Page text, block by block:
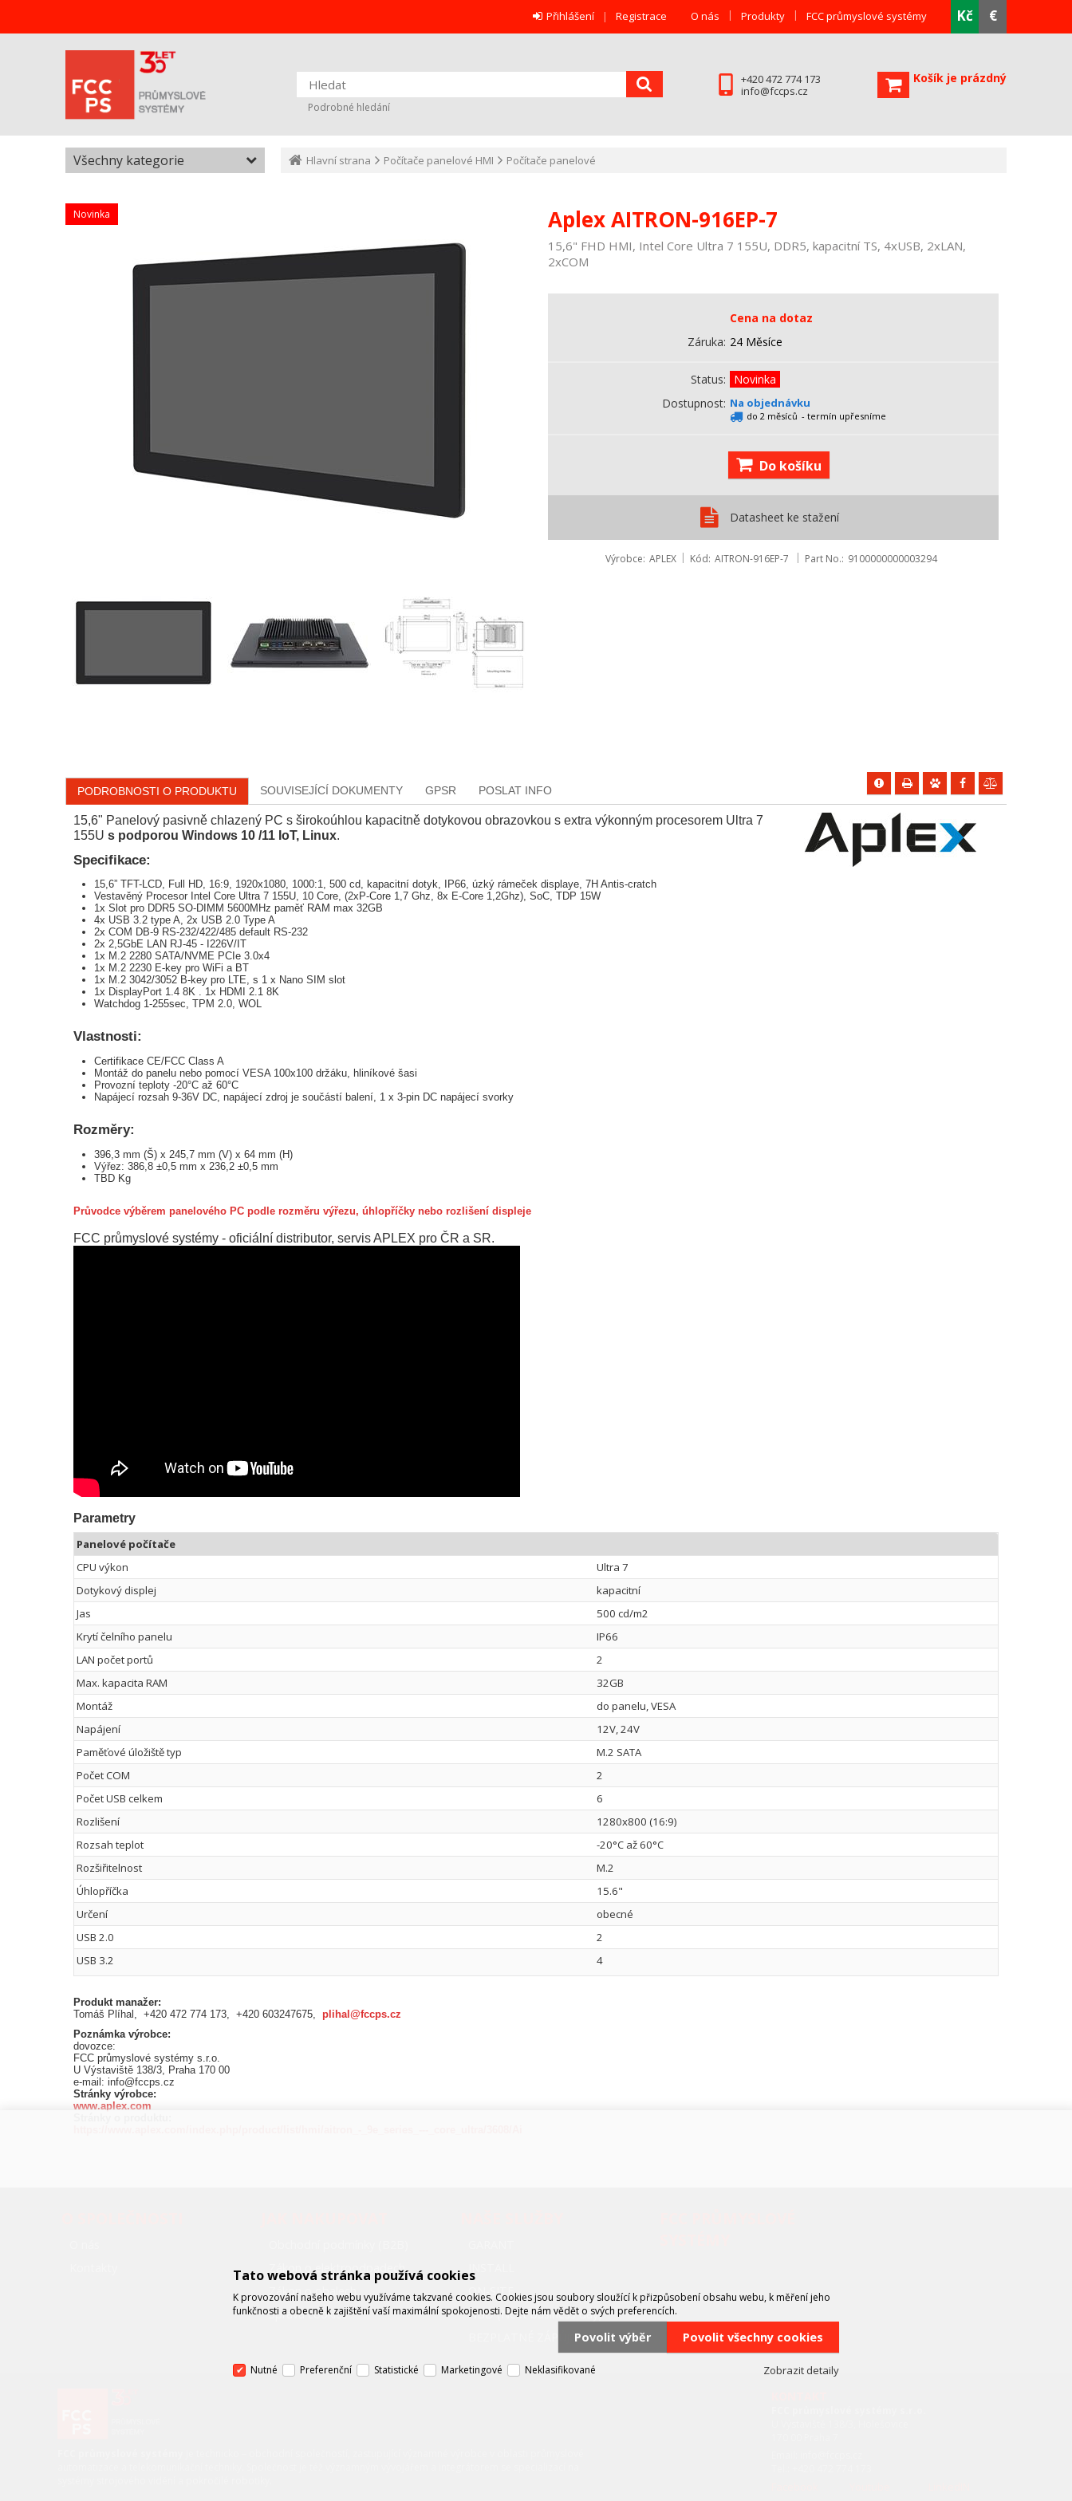
Kč €
O nás Produkty FCC průmyslové systémy
Přihlášení Registrace
Košík je prázdný
+420 472 774 173
info@fccps.cz
Podrobné hledání
Všechny kategorie Hlavní strana Počítače panelové HMI Počítače panelové
Novinka Aplex AITRON-916EP-7
15,6" FHD HMI, Intel Core Ultra 7 155U, DDR5, kapacitní TS, 4xUSB, 2xLAN,
2xCOM
Cena na dotaz
Záruka 24 Měsíce
Status
Novinka
Dostupnost Na objednávku
do 2 měsíců - termín upřesníme
Do košíku
Datasheet ke stažení
Výrobce APLEX Kód AITRON-916EP-7 Part No. 9100000000003294
PODROBNOSTI O PRODUKTU SOUVISEJÍCÍ DOKUMENTY GPSR POSLAT INFO
15,6" Panelový pasivně chlazený PC s širokoúhlou kapacitně dotykovou obrazovkou s extra výkonným procesorem Ultra 7
155U s podporou Windows 10 /11 IoT, Linux.
Specifikace:
15,6” TFT-LCD, Full HD, 16:9, 1920x1080, 1000:1, 500 cd, kapacitní dotyk, IP66, úzký rámeček displaye, 7H Antis-cratch
Vestavěný Procesor Intel Core Ultra 7 155U, 10 Core, (2xP-Core 1,7 Ghz, 8x E-Core 1,2Ghz), SoC, TDP 15W
1x Slot pro DDR5 SO-DIMM 5600MHz paměť RAM max 32GB
4x USB 3.2 type A, 2x USB 2.0 Type A
2x COM DB-9 RS-232/422/485 default RS-232
2x 2,5GbE LAN RJ-45 - I226V/IT
1x M.2 2280 SATA/NVME PCIe 3.0x4
1x M.2 2230 E-key pro WiFi a BT
1x M.2 3042/3052 B-key pro LTE, s 1 x Nano SIM slot
1x DisplayPort 1.4 8K . 1x HDMI 2.1 8K
Watchdog 1-255sec, TPM 2.0, WOL
Vlastnosti:
Certifikace CE/FCC Class A
Montáž do panelu nebo pomocí VESA 100x100 držáku, hliníkové šasi
Provozní teploty -20°C až 60°C
Napájecí rozsah 9-36V DC, napájecí zdroj je součástí balení, 1 x 3-pin DC napájecí svorky
Rozměry:
396,3 mm (Š) x 245,7 mm (V) x 64 mm (H)
Výřez: 386,8 ±0,5 mm x 236,2 ±0,5 mm
TBD Kg
Průvodce výběrem panelového PC podle rozměru výřezu, úhlopříčky nebo rozlišení displeje
FCC průmyslové systémy - oficiální distributor, servis APLEX pro ČR a SR.
Parametry
Panelové počítače
CPU výkon
Ultra 7
Dotykový displej
kapacitní
Jas
500 cd/m2
Krytí čelního panelu
IP66
LAN počet portů
2
Max. kapacita RAM
32GB
Montáž
do panelu, VESA
Napájení
12V, 24V
Paměťové úložiště typ
M.2 SATA
Počet COM
2
Počet USB celkem
6
Rozlišení
1280x800 (16:9)
Rozsah teplot
-20°C až 60°C
Rozšiřitelnost
M.2
Úhlopříčka
15.6"
Určení
obecné
USB 2.0
2
USB 3.2
4
Produkt manažer:
Tomáš Plíhal, +420 472 774 173, +420 603247675, plihal@fccps.cz
Poznámka výrobce:
dovozce:
FCC průmyslové systémy s.r.o.
U Výstaviště 138/3, Praha 170 00
e-mail: info@fccps.cz
Stránky výrobce:
www.aplex.com
Zákon o elektroodpadech
Zákon o obalech
Správa cookies
ON-SITE
NBD (Next business day)
BEZPLATNÉ ZÁPŮJČKY
Tato webová stránka používá cookies
K provozování našeho webu využíváme takzvané cookies. Cookies jsou soubory sloužící k přizpůsobení obsahu webu, k měření jeho
funkčnosti a obecně k zajištění vaší maximální spokojenosti. Dejte nám vědět o svých preferencích.
Povolit výběr Povolit všechny cookies
Nutné Preferenční Statistické Marketingové Neklasifikované Zobrazit detaily